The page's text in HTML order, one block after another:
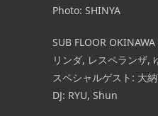
Photo: SHINYA
SUB FLOOR
リンダ, レスペランザ,
スペシャルゲスト: 大
DJ: RYU, Shun